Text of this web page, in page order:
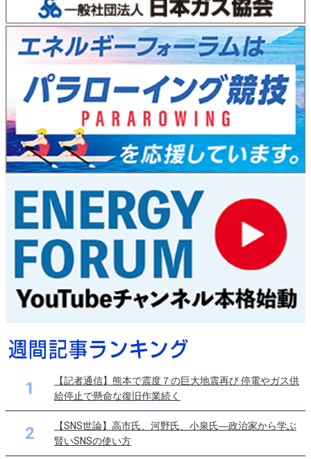
1
【記者通信】熊本で震度７の巨大地震再び 停電やガス供
給停止で懸命な復旧作業続く
2
【SNS世論】高市氏、河野氏、小泉氏―政治家から学ぶ
賢いSNSの使い方